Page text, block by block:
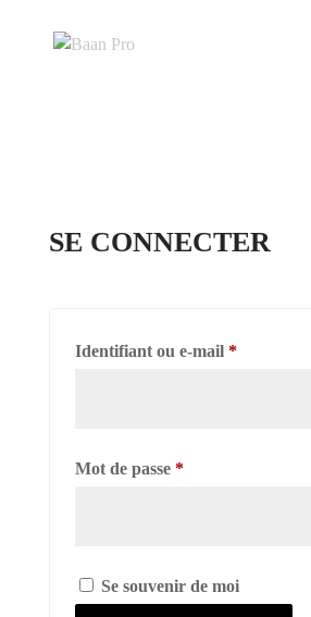
SE CONNECTER
Identifiant ou e-mail *Obligatoire
Mot de passe *Obligatoire
Se souvenir de moi